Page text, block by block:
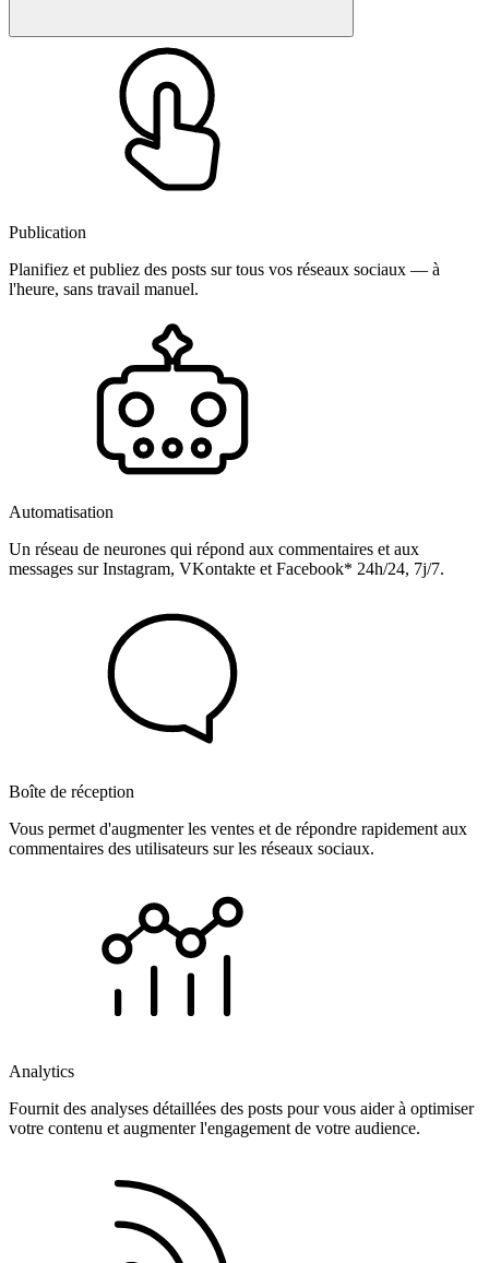
Publication
Planifiez et publiez des posts sur tous vos réseaux sociaux — à
l'heure, sans travail manuel.
Automatisation
Un réseau de neurones qui répond aux commentaires et aux
messages sur Instagram, VKontakte et Facebook* 24h/24, 7j/7.
Boîte de réception
Vous permet d'augmenter les ventes et de répondre rapidement aux
commentaires des utilisateurs sur les réseaux sociaux.
Analytics
Fournit des analyses détaillées des posts pour vous aider à optimiser
votre contenu et augmenter l'engagement de votre audience.